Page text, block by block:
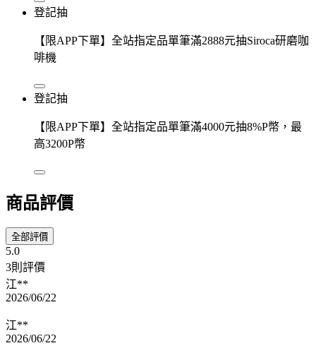
登記抽
【限APP下單】全站指定品單筆滿2888元抽Siroca研磨咖
啡機
登記抽
【限APP下單】全站指定品單筆滿4000元抽8%P幣，最
高3200P幣
商品評價
全部評價
5.0
3則評價
江**
2026/06/22
江**
2026/06/22